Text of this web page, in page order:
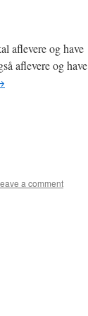
aflevere og have
aflevere og have
a comment